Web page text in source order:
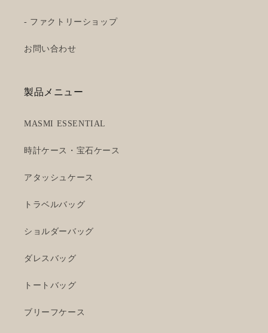
- ファクトリーショップ
お問い合わせ
製品メニュー
MASMI ESSENTIAL
時計ケース・宝石ケース
アタッシュケース
トラベルバッグ
ショルダーバッグ
ダレスバッグ
トートバッグ
ブリーフケース